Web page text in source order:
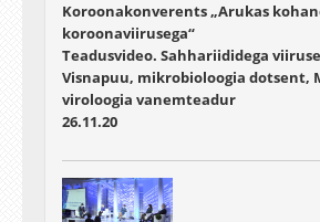
Koroonakonverents „Arukas
koroonaviirusega“
Teadusvideo. Sahhariididega
Visnapuu, mikrobioloogia dotsent,
viroloogia vanemteadur
26.11.20